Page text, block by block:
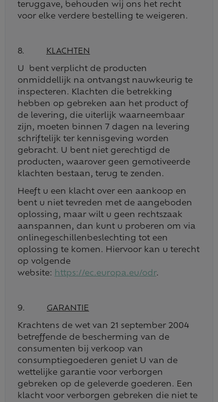
teruggave, behouden wij ons het recht
voor elke verdere bestelling te weigeren.
8. KLACHTEN
U bent verplicht de producten
onmiddellijk na ontvangst nauwkeurig te
inspecteren. Klachten die betrekking
hebben op gebreken aan het product of
de levering, die uiterlijk waarneembaar
zijn, moeten binnen 7 dagen na levering
schriftelijk ter kennisgeving worden
gebracht. U bent niet gerechtigd de
producten, waarover geen gemotiveerde
klachten bestaan, terug te zenden.
Heeft u een klacht over een aankoop en
bent u niet tevreden met de aangeboden
oplossing, maar wilt u geen rechtszaak
aanspannen, dan kunt u proberen om via
onlinegeschillenbeslechting tot een
oplossing te komen. Hiervoor kan u terecht
op volgende
website: https://ec.europa.eu/odr.
9. GARANTIE
Krachtens de wet van 21 september 2004
betreffende de bescherming van de
consumenten bij verkoop van
consumptiegoederen geniet U van de
wettelijke garantie voor verborgen
gebreken op de geleverde goederen. Een
klacht voor verborgen gebreken die niet te